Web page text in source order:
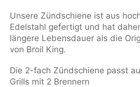
Unsere Zündschiene ist aus
Edelstahl gefertigt und hat
längere Lebensdauer als die
von Broil King.
Die 2-fach Zündschiene passt
Grills mit 2 Brennern